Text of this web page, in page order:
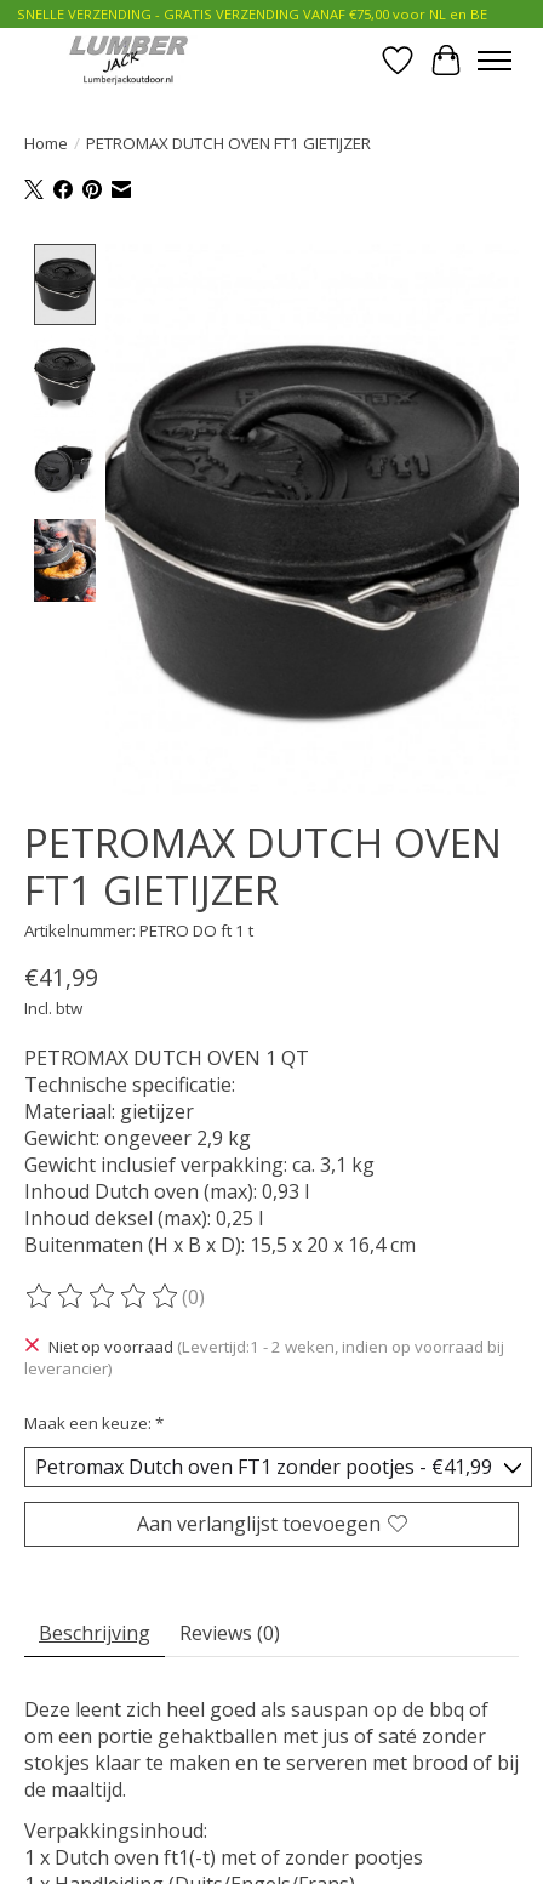
SNELLE VERZENDING - GRATIS VERZENDING VANAF €75,00 voor NL en BE
Verlanglijst
Home / PETROMAX DUTCH OVEN FT1 GIETIJZER
PETROMAX DUTCH OVEN
FT1 GIETIJZER
Artikelnummer: PETRO DO ft 1 t
€41,99
Incl. btw
PETROMAX DUTCH OVEN 1 QT
Technische specificatie:
Materiaal: gietijzer
Gewicht: ongeveer 2,9 kg
Gewicht inclusief verpakking: ca. 3,1 kg
Inhoud Dutch oven (max): 0,93 l
Inhoud deksel (max): 0,25 l
Buitenmaten (H x B x D): 15,5 x 20 x 16,4 cm
De beoordeling van dit product is
(0)
Niet op voorraad (Levertijd:1 - 2 weken, indien op voorraad bij
leverancier)
Maak een keuze: *
Aan verlanglijst toevoegen
Beschrijving Reviews (0)
Deze leent zich heel goed als sauspan op de bbq of
om een portie gehaktballen met jus of saté zonder
stokjes klaar te maken en te serveren met brood of bij
de maaltijd.
Verpakkingsinhoud:
1 x Dutch oven ft1(-t) met of zonder pootjes